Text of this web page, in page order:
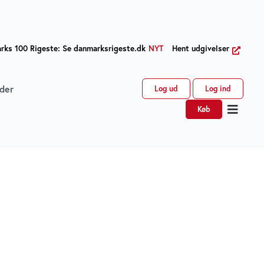
100 Rigeste: Se danmarksrigeste.dk NYT Hent udgivelser
Log ud Log ind
Køb